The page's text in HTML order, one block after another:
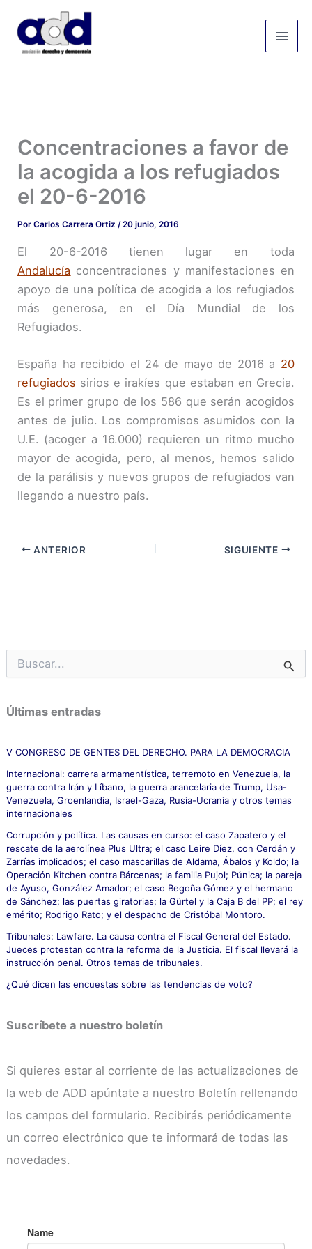
contenido
Concentraciones a favor de
la acogida a los refugiados
el 20-6-2016
PorCarlos Carrera Ortiz/20 junio, 2016
El 20-6-2016 tienen lugar en toda
Andalucía concentraciones y manifestaciones en
apoyo de una política de acogida a los refugiados
más generosa, en el Día Mundial de los
Refugiados.
España ha recibido el 24 de mayo de 2016 a 20
refugiados sirios e irakíes que estaban en Grecia.
Es el primer grupo de los 586 que serán acogidos
antes de julio. Los compromisos asumidos con la
U.E. (acoger a 16.000) requieren un ritmo mucho
mayor de acogida, pero, al menos, hemos salido
de la parálisis y nuevos grupos de refugiados van
llegando a nuestro país.
ANTERIOR SIGUIENTE
u
c
p
r
:
Últimas entradas
V CONGRESO DE GENTES DEL DERECHO. PARA LA DEMOCRACIA
Internacional: carrera armamentística, terremoto en Venezuela, la
guerra contra Irán y Líbano, la guerra arancelaria de Trump, Usa-
Venezuela, Groenlandia, Israel-Gaza, Rusia-Ucrania y otros temas
internacionales
Corrupción y política. Las causas en curso: el caso Zapatero y el
rescate de la aerolínea Plus Ultra; el caso Leire Díez, con Cerdán y
Zarrías implicados; el caso mascarillas de Aldama, Ábalos y Koldo; la
Operación Kitchen contra Bárcenas; la familia Pujol; Púnica; la pareja
de Ayuso, González Amador; el caso Begoña Gómez y el hermano
de Sánchez; las puertas giratorias; la Gürtel y la Caja B del PP; el rey
emérito; Rodrigo Rato; y el despacho de Cristóbal Montoro.
Tribunales: Lawfare. La causa contra el Fiscal General del Estado.
Jueces protestan contra la reforma de la Justicia. El fiscal llevará la
instrucción penal. Otros temas de tribunales.
¿Qué dicen las encuestas sobre las tendencias de voto?
Suscríbete a nuestro boletín
Si quieres estar al corriente de las actualizaciones de
la web de ADD apúntate a nuestro Boletín rellenando
los campos del formulario. Recibirás periódicamente
un correo electrónico que te informará de todas las
novedades.